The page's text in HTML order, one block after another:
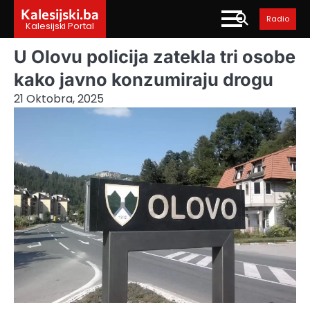
content
Kalesijski.ba
Kalesijski Portal
Radio
U Olovu policija zatekla tri osobe
kako javno konzumiraju drogu
21 Oktobra, 2025